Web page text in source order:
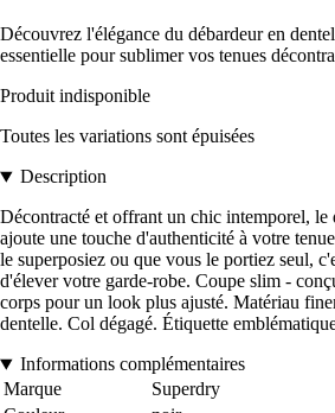
Découvrez l'élégance du débardeur en
essentielle pour sublimer vos tenues
Produit indisponible
Toutes les variations sont épuisées
Description
Décontracté et offrant un chic intemporel, le
ajoute une touche d'authenticité à votre
le superposiez ou que vous le portiez seul,
d'élever votre garde-robe. Coupe slim -
corps pour un look plus ajusté. Matériau
dentelle. Col dégagé. Étiquette
Informations complémentaires
Marque
Superdry